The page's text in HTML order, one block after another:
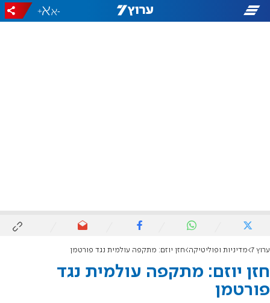
-
+
ערוץ 7 מדיניות ופוליטיקה חזן יוזם: מתקפה עולמית נגד פורטמן
חזן יוזם: מתקפה עולמית נגד
פורטמן